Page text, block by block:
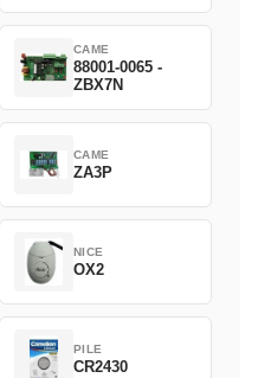
CAME
88001-0065 -
ZBX7N
CAME
ZA3P
NICE
OX2
PILE
CR2430